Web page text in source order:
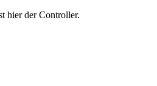
hier der Controller.